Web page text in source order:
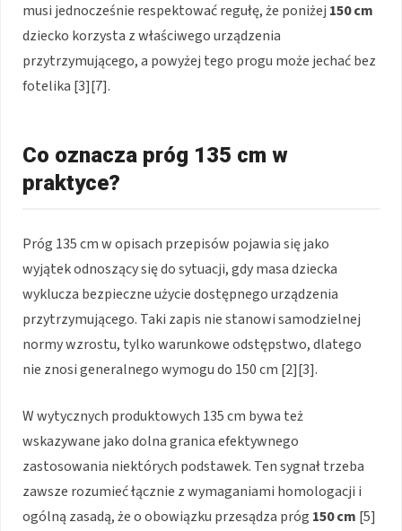
musi jednocześnie respektować regułę, że poniżej 150 cm
dziecko korzysta z właściwego urządzenia
przytrzymującego, a powyżej tego progu może jechać bez
fotelika [3][7].
Co oznacza próg 135 cm w
praktyce?
Próg 135 cm w opisach przepisów pojawia się jako
wyjątek odnoszący się do sytuacji, gdy masa dziecka
wyklucza bezpieczne użycie dostępnego urządzenia
przytrzymującego. Taki zapis nie stanowi samodzielnej
normy wzrostu, tylko warunkowe odstępstwo, dlatego
nie znosi generalnego wymogu do 150 cm [2][3].
W wytycznych produktowych 135 cm bywa też
wskazywane jako dolna granica efektywnego
zastosowania niektórych podstawek. Ten sygnał trzeba
zawsze rozumieć łącznie z wymaganiami homologacji i
ogólną zasadą, że o obowiązku przesądza próg 150 cm [5]